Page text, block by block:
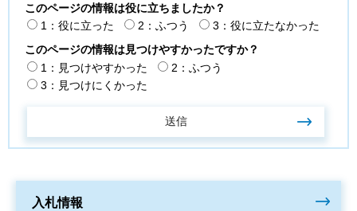
このページの情報は役に立ちましたか？
1：役に立った
2：ふつう
3：役に立たなかった
このページの情報は見つけやすかったですか？
1：見つけやすかった
2：ふつう
3：見つけにくかった
入札情報